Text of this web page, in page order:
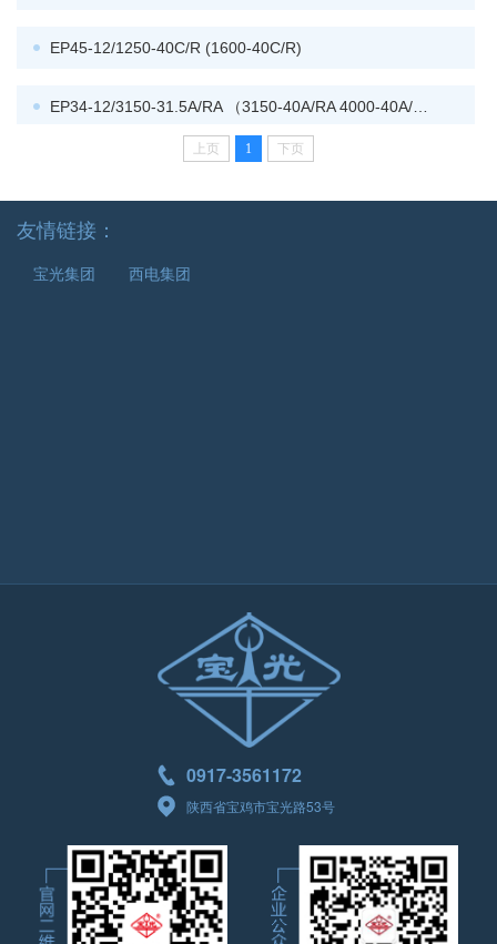
EP45-12/1250-40C/R (1600-40C/R)
EP34-12/3150-31.5A/RA （3150-40A/RA 4000-40A/RA...
EP45-12/1250-40D/RA (1600-40D/RA)
EP34-12/4000-50A/RA (5000-50A/RA)
上页 1 下页
友情链接：
宝光集团 西电集团
0917-3561172
陕西省宝鸡市宝光路53号